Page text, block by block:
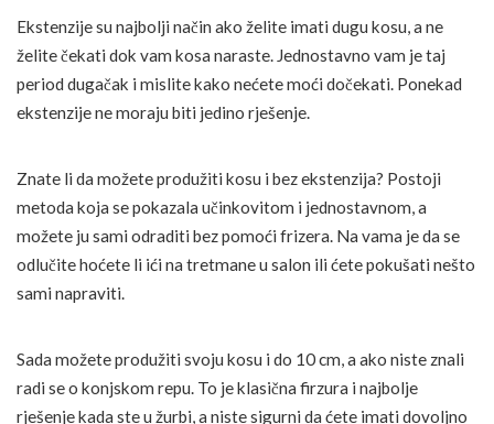
Ekstenzije su najbolji način ako želite imati dugu kosu, a ne
želite čekati dok vam kosa naraste. Jednostavno vam je taj
period dugačak i mislite kako nećete moći dočekati. Ponekad
ekstenzije ne moraju biti jedino rješenje.
Znate li da možete produžiti kosu i bez ekstenzija? Postoji
metoda koja se pokazala učinkovitom i jednostavnom, a
možete ju sami odraditi bez pomoći frizera. Na vama je da se
odlučite hoćete li ići na tretmane u salon ili ćete pokušati nešto
sami napraviti.
Sada možete produžiti svoju kosu i do 10 cm, a ako niste znali
radi se o konjskom repu. To je klasična firzura i najbolje
rješenje kada ste u žurbi, a niste sigurni da ćete imati dovoljno